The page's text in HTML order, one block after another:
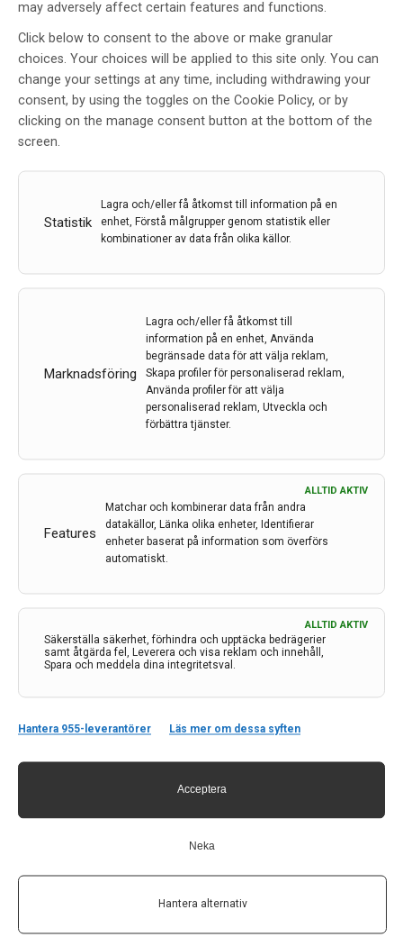
may adversely affect certain features and functions.
Click below to consent to the above or make granular
choices. Your choices will be applied to this site only. You can
change your settings at any time, including withdrawing your
consent, by using the toggles on the Cookie Policy, or by
clicking on the manage consent button at the bottom of the
screen.
Statistik
Lagra och/eller få åtkomst till information på en
enhet, Förstå målgrupper genom statistik eller
kombinationer av data från olika källor.
Marknadsföring
Lagra och/eller få åtkomst till
information på en enhet, Använda
begränsade data för att välja reklam,
Skapa profiler för personaliserad reklam,
Använda profiler för att välja
personaliserad reklam, Utveckla och
förbättra tjänster.
Features
ALLTID AKTIV
Matchar och kombinerar data från andra
datakällor, Länka olika enheter, Identifierar
enheter baserat på information som överförs
automatiskt.
Säkerställa säkerhet, förhindra och upptäcka bedrägerier
samt åtgärda fel, Leverera och visa reklam och innehåll,
Spara och meddela dina integritetsval.
ALLTID AKTIV
Hantera 955-leverantörer Läs mer om dessa syften
Acceptera
Neka
Hantera alternativ
dubbelt så stor risk att utveckla demens jämfört med
de som aldrig varit infekterade. En ny studie från
Uppsala universitet bekräftar tidigare forskning som
gjorts kring om herpes kan vara en…
14 feb 2024
Hallonlika kärlförändringar i hjärnan är vanliga vid
vaskulär demens – som uppstår när kärlsjukdom
orsakar kronisk blodbrist i hjärnan – och även i
samband med andra tecken till kärlsjukdom. Det som
7 feb 2024